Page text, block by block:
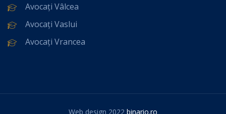
Avocați Vâlcea
Avocați Vaslui
Avocați Vrancea
Web design 2022 binario.ro